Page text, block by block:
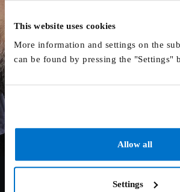
This website uses cookies
More information and settings on the
can be found by pressing the "Settings"
Allow all
Settings
Margherita est une réalisatrice en